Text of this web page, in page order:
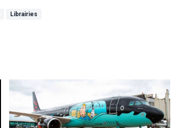
Librairies